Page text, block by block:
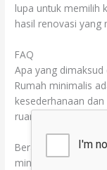
lupa untuk memilih
hasil renovasi yang
FAQ
Apa yang
Rumah minimalis
kesederhanaan
ruang tanpa banyak
Berapa lama waktu
minimalis?